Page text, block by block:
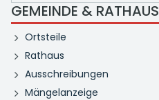
GEMEINDE & RATHAUS
Ortsteile
Rathaus
Ausschreibungen
Mängelanzeige